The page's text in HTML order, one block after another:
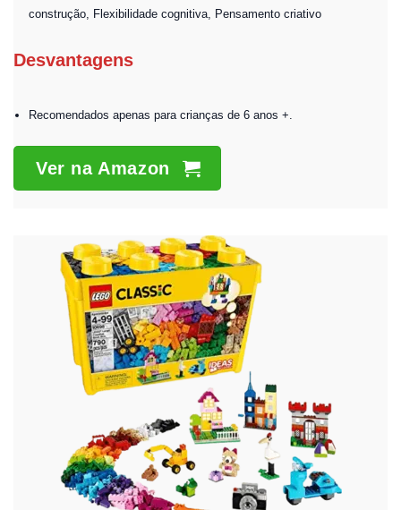
construção, Flexibilidade cognitiva, Pensamento criativo
Desvantagens
Recomendados apenas para crianças de 6 anos +.
Ver na Amazon